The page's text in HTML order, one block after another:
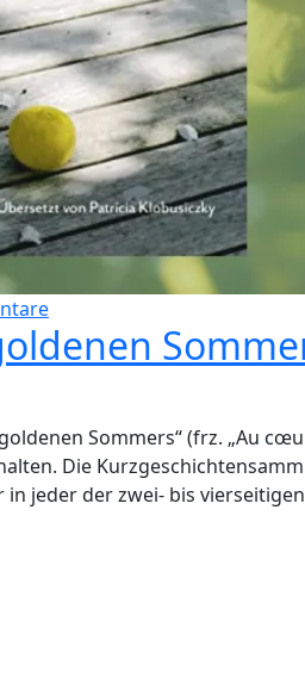
Sommers“ (frz. „Au
Die
jeder der zwei- bis